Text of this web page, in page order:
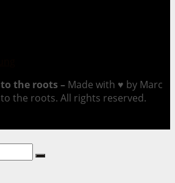
to the roots – Made with ♥ by Marc
the roots. All rights reserved.